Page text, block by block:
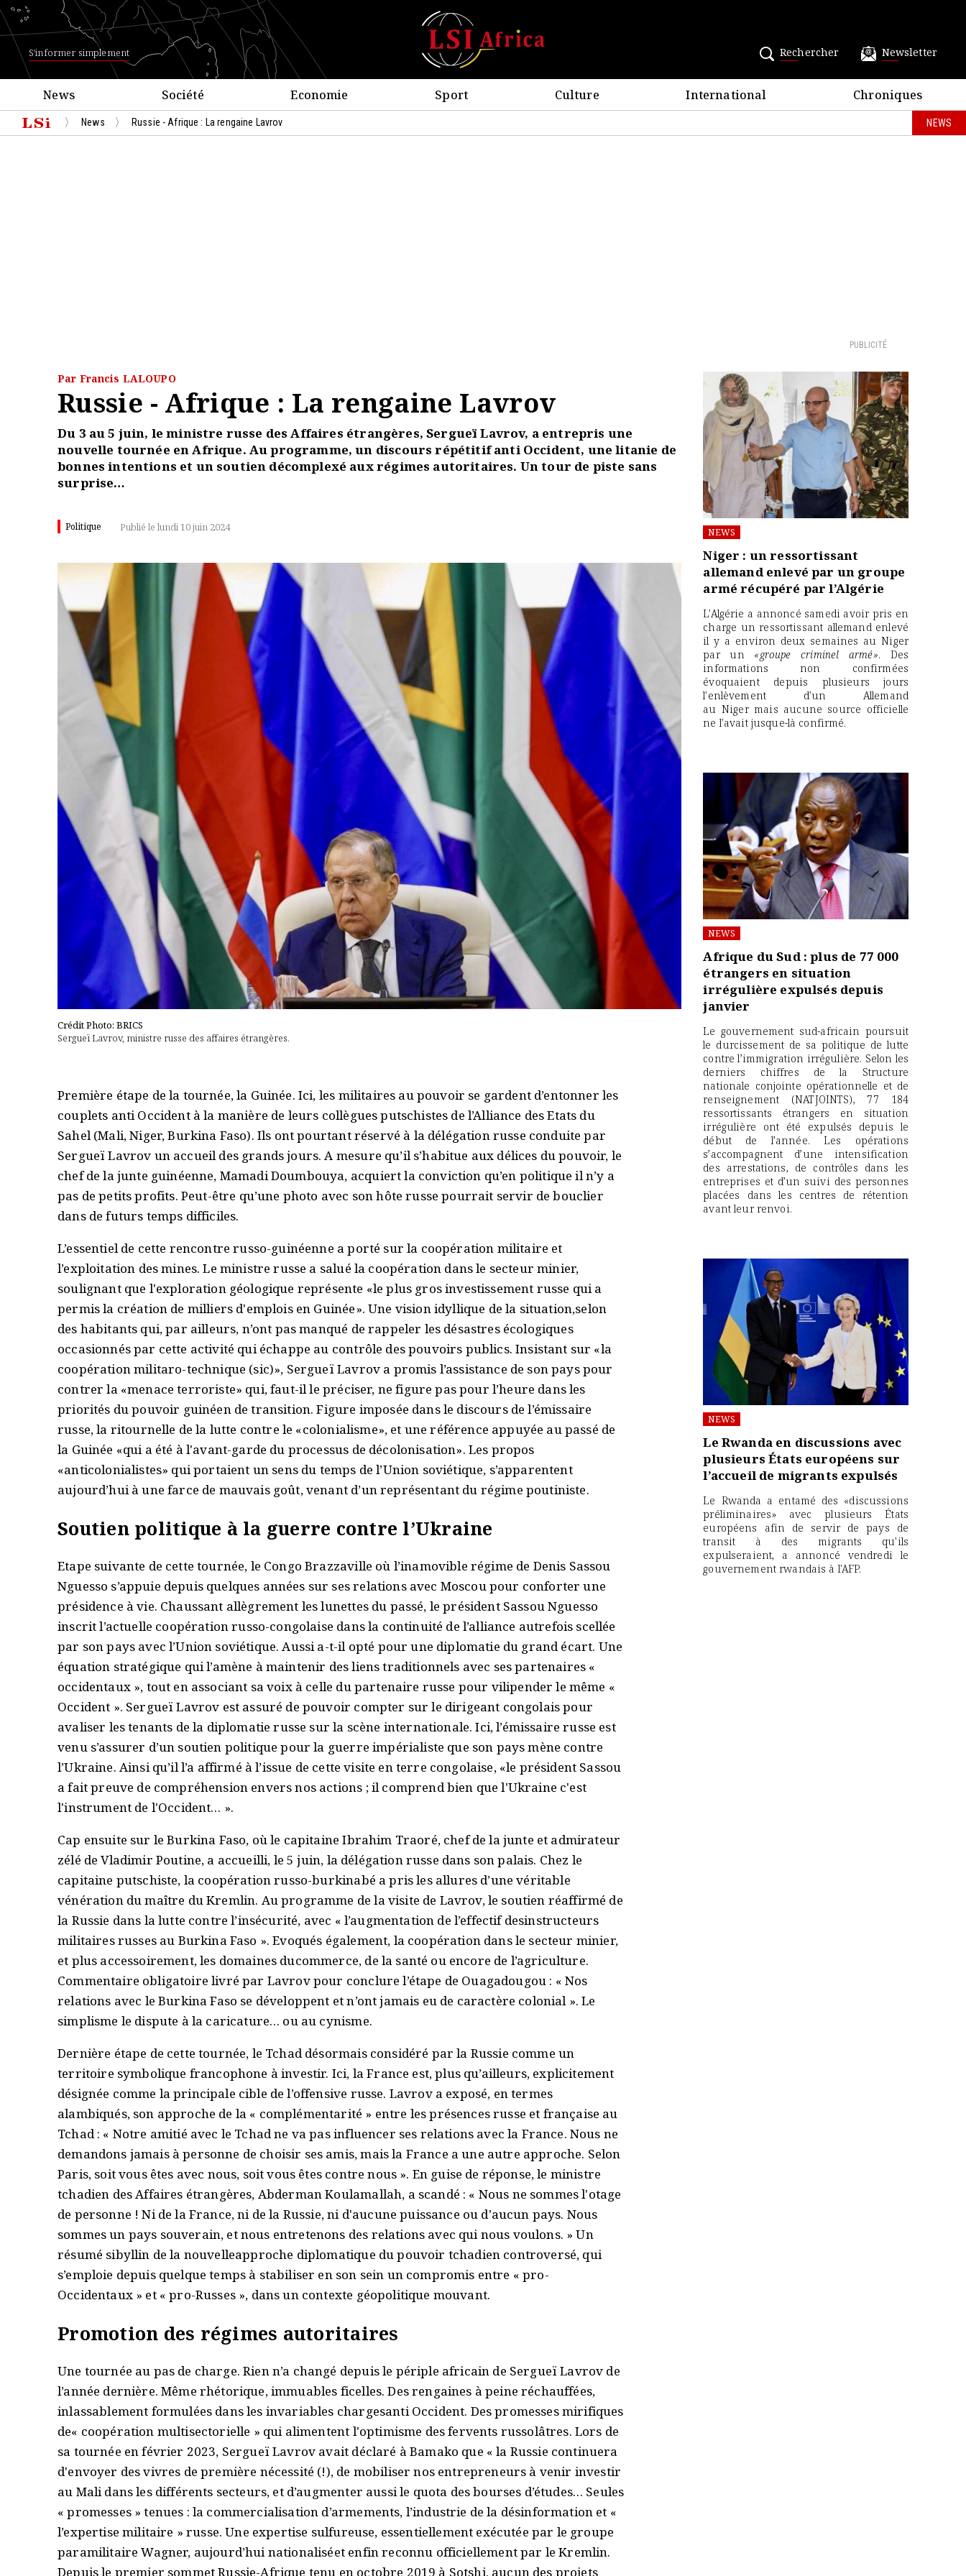
S'informer simplement Rechercher Newsletter
News Société Economie Sport Culture International Chroniques
News Russie - Afrique : La rengaine Lavrov NEWS
PUBLICITÉ
Par Francis LALOUPO
Russie - Afrique : La rengaine Lavrov
Du 3 au 5 juin, le ministre russe des Affaires étrangères, Sergueï Lavrov, a entrepris une
nouvelle tournée en Afrique. Au programme, un discours répétitif anti Occident, une litanie de
bonnes intentions et un soutien décomplexé aux régimes autoritaires. Un tour de piste sans
surprise…
Politique Publié le lundi 10 juin 2024
Crédit Photo: BRICS
Sergueï Lavrov, ministre russe des affaires étrangères.
Première étape de la tournée, la Guinée. Ici, les militaires au pouvoir se gardent d’entonner les
couplets anti Occident à la manière de leurs collègues putschistes de l’Alliance des Etats du
Sahel (Mali, Niger, Burkina Faso). Ils ont pourtant réservé à la délégation russe conduite par
Sergueï Lavrov un accueil des grands jours. A mesure qu’il s’habitue aux délices du pouvoir, le
chef de la junte guinéenne, Mamadi Doumbouya, acquiert la conviction qu’en politique il n’y a
pas de petits profits. Peut-être qu’une photo avec son hôte russe pourrait servir de bouclier
dans de futurs temps difficiles.
L’essentiel de cette rencontre russo-guinéenne a porté sur la coopération militaire et
l’exploitation des mines. Le ministre russe a salué la coopération dans le secteur minier,
soulignant que l'exploration géologique représente «le plus gros investissement russe qui a
permis la création de milliers d'emplois en Guinée». Une vision idyllique de la situation,selon
des habitants qui, par ailleurs, n’ont pas manqué de rappeler les désastres écologiques
occasionnés par cette activité qui échappe au contrôle des pouvoirs publics. Insistant sur «la
coopération militaro-technique (sic)», Sergueï Lavrov a promis l’assistance de son pays pour
contrer la «menace terroriste» qui, faut-il le préciser, ne figure pas pour l’heure dans les
priorités du pouvoir guinéen de transition. Figure imposée dans le discours de l’émissaire
russe, la ritournelle de la lutte contre le «colonialisme», et une référence appuyée au passé de
la Guinée «qui a été à l'avant-garde du processus de décolonisation». Les propos
«anticolonialistes» qui portaient un sens du temps de l’Union soviétique, s’apparentent
aujourd’hui à une farce de mauvais goût, venant d’un représentant du régime poutiniste.
Soutien politique à la guerre contre l’Ukraine
Etape suivante de cette tournée, le Congo Brazzaville où l’inamovible régime de Denis Sassou
Nguesso s’appuie depuis quelques années sur ses relations avec Moscou pour conforter une
présidence à vie. Chaussant allègrement les lunettes du passé, le président Sassou Nguesso
inscrit l’actuelle coopération russo-congolaise dans la continuité de l’alliance autrefois scellée
par son pays avec l’Union soviétique. Aussi a-t-il opté pour une diplomatie du grand écart. Une
équation stratégique qui l’amène à maintenir des liens traditionnels avec ses partenaires «
occidentaux », tout en associant sa voix à celle du partenaire russe pour vilipender le même «
Occident ». Sergueï Lavrov est assuré de pouvoir compter sur le dirigeant congolais pour
avaliser les tenants de la diplomatie russe sur la scène internationale. Ici, l’émissaire russe est
venu s’assurer d’un soutien politique pour la guerre impérialiste que son pays mène contre
l’Ukraine. Ainsi qu’il l’a affirmé à l’issue de cette visite en terre congolaise, «le président Sassou
a fait preuve de compréhension envers nos actions ; il comprend bien que l'Ukraine c'est
l'instrument de l'Occident… ».
Cap ensuite sur le Burkina Faso, où le capitaine Ibrahim Traoré, chef de la junte et admirateur
zélé de Vladimir Poutine, a accueilli, le 5 juin, la délégation russe dans son palais. Chez le
capitaine putschiste, la coopération russo-burkinabé a pris les allures d’une véritable
vénération du maître du Kremlin. Au programme de la visite de Lavrov, le soutien réaffirmé de
la Russie dans la lutte contre l’insécurité, avec « l’augmentation de l’effectif desinstructeurs
militaires russes au Burkina Faso ». Evoqués également, la coopération dans le secteur minier,
et plus accessoirement, les domaines ducommerce, de la santé ou encore de l’agriculture.
Commentaire obligatoire livré par Lavrov pour conclure l’étape de Ouagadougou : « Nos
relations avec le Burkina Faso se développent et n’ont jamais eu de caractère colonial ». Le
simplisme le dispute à la caricature… ou au cynisme.
Dernière étape de cette tournée, le Tchad désormais considéré par la Russie comme un
territoire symbolique francophone à investir. Ici, la France est, plus qu’ailleurs, explicitement
désignée comme la principale cible de l’offensive russe. Lavrov a exposé, en termes
alambiqués, son approche de la « complémentarité » entre les présences russe et française au
Tchad : « Notre amitié avec le Tchad ne va pas influencer ses relations avec la France. Nous ne
demandons jamais à personne de choisir ses amis, mais la France a une autre approche. Selon
Paris, soit vous êtes avec nous, soit vous êtes contre nous ». En guise de réponse, le ministre
tchadien des Affaires étrangères, Abderman Koulamallah, a scandé : « Nous ne sommes l'otage
de personne ! Ni de la France, ni de la Russie, ni d'aucune puissance ou d'aucun pays. Nous
sommes un pays souverain, et nous entretenons des relations avec qui nous voulons. » Un
résumé sibyllin de la nouvelleapproche diplomatique du pouvoir tchadien controversé, qui
s’emploie depuis quelque temps à stabiliser en son sein un compromis entre « pro-
Occidentaux » et « pro-Russes », dans un contexte géopolitique mouvant.
Promotion des régimes autoritaires
Une tournée au pas de charge. Rien n’a changé depuis le périple africain de Sergueï Lavrov de
l’année dernière. Même rhétorique, immuables ficelles. Des rengaines à peine réchauffées,
inlassablement formulées dans les invariables chargesanti Occident. Des promesses mirifiques
de« coopération multisectorielle » qui alimentent l'optimisme des fervents russolâtres. Lors de
sa tournée en février 2023, Sergueï Lavrov avait déclaré à Bamako que « la Russie continuera
d'envoyer des vivres de première nécessité (!), de mobiliser nos entrepreneurs à venir investir
au Mali dans les différents secteurs, et d’augmenter aussi le quota des bourses d’études… Seules
« promesses » tenues : la commercialisation d’armements, l’industrie de la désinformation et «
l’expertise militaire » russe. Une expertise sulfureuse, essentiellement exécutée par le groupe
paramilitaire Wagner, aujourd’hui nationaliséet enfin reconnu officiellement par le Kremlin.
Depuis le premier sommet Russie-Afrique tenu en octobre 2019 à Sotshi, aucun des projets
NEWS
Niger : un ressortissant
allemand enlevé par un groupe
armé récupéré par l’Algérie
L'Algérie a annoncé samedi avoir pris en
charge un ressortissant allemand enlevé
il y a environ deux semaines au Niger
par un «groupe criminel armé». Des
informations non confirmées
évoquaient depuis plusieurs jours
l'enlèvement d'un Allemand
au Niger mais aucune source officielle
ne l'avait jusque-là confirmé.
NEWS
Afrique du Sud : plus de 77 000
étrangers en situation
irrégulière expulsés depuis
janvier
Le gouvernement sud-africain poursuit
le durcissement de sa politique de lutte
contre l’immigration irrégulière. Selon les
derniers chiffres de la Structure
nationale conjointe opérationnelle et de
renseignement (NATJOINTS), 77 184
ressortissants étrangers en situation
irrégulière ont été expulsés depuis le
début de l’année. Les opérations
s’accompagnent d’une intensification
des arrestations, de contrôles dans les
entreprises et d’un suivi des personnes
placées dans les centres de rétention
avant leur renvoi.
NEWS
Le Rwanda en discussions avec
plusieurs États européens sur
l’accueil de migrants expulsés
Le Rwanda a entamé des «discussions
préliminaires» avec plusieurs États
européens afin de servir de pays de
transit à des migrants qu'ils
expulseraient, a annoncé vendredi le
gouvernement rwandais à l'AFP.